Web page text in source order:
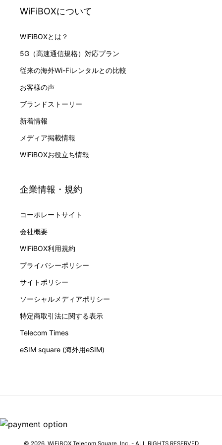
WiFiBOXについて
WiFiBOXとは？
5G（高速通信規格）対応プラン
従来の海外Wi-Fiレンタルとの比較
お客様の声
ブランドストーリー
新着情報
メディア掲載情報
WiFiBOXお役立ち情報
企業情報・規約
コーポレートサイト
会社概要
WiFiBOX利用規約
プライバシーポリシー
サイトポリシー
ソーシャルメディアポリシー
特定商取引法に関する表示
Telecom Times
eSIM square (海外用eSIM)
© 2026, WiFiBOXTelecom Square, Inc. - ALL RIGHTS RESERVED